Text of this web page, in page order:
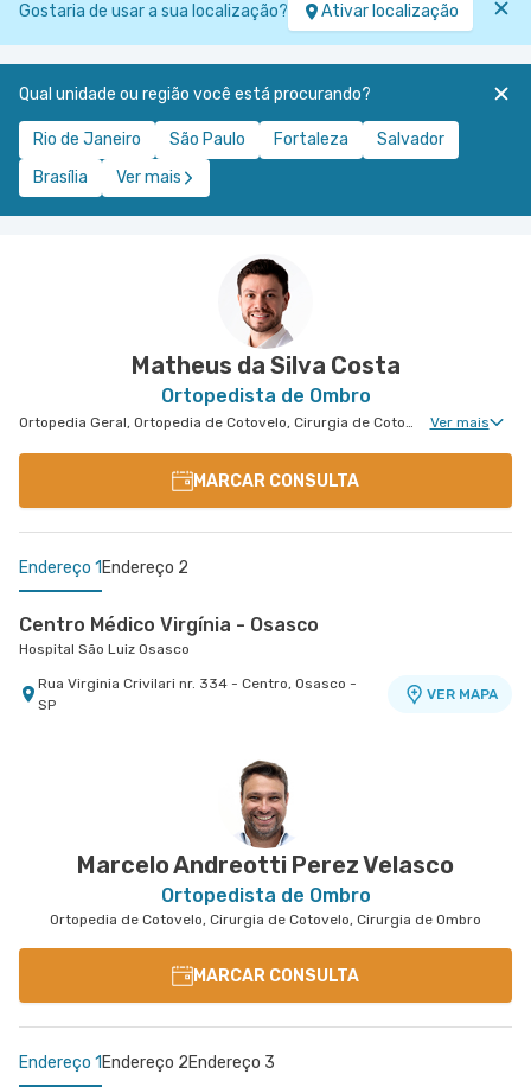
Gostaria de usar a sua localização? Ativar localização
Qual unidade ou região você está procurando?
Rio de Janeiro São Paulo Fortaleza
Salvador
Brasília
Ver mais
Matheus da Silva Costa
Ortopedista de Ombro
Ortopedia Geral, Ortopedia de Cotovelo, Cirurgia de Cotovelo, Cirurgia de Ombro Ver mais
MARCAR CONSULTA
Endereço 1 Endereço 2
Centro Médico Virgínia - Osasco
Hospital São Luiz Osasco
Rua Virginia Crivilari nr. 334 - Centro, Osasco -
SP
VER MAPA
Rua Carlos Maria Auricchio nr. 70 - Jardim
Aquarius, Sao Jose Dos Campos - SP
Marcelo Andreotti Perez Velasco
Ortopedista de Ombro
Ortopedia de Cotovelo, Cirurgia de Cotovelo, Cirurgia de Ombro
MARCAR CONSULTA
Endereço 1 Endereço 2Endereço 3